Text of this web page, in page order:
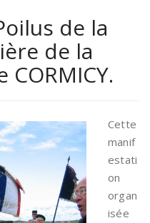
de la
de la
Cette
manif
estati
on
organ
isée